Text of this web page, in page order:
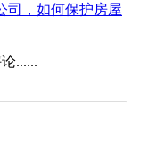
司，如何保护房屋
......